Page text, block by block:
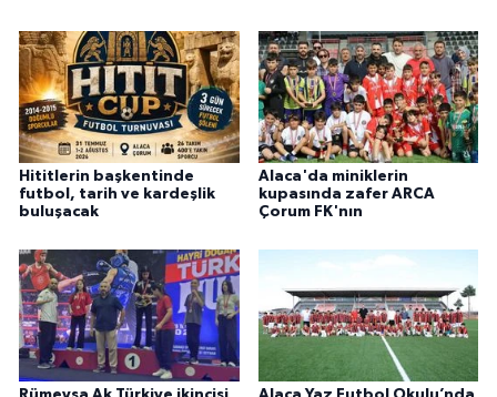
Hititlerin başkentinde
futbol, tarih ve kardeşlik
buluşacak
Alaca'da miniklerin
kupasında zafer ARCA
Çorum FK'nın